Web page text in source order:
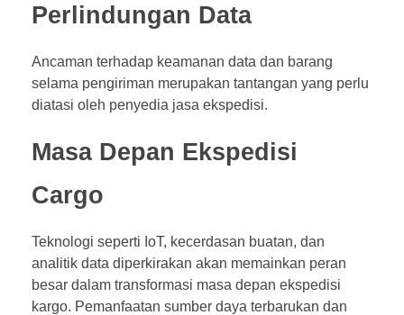
Perlindungan Data
Ancaman terhadap keamanan data dan barang
selama pengiriman merupakan tantangan yang perlu
diatasi oleh penyedia jasa ekspedisi.
Masa Depan Ekspedisi
Cargo
Teknologi seperti IoT, kecerdasan buatan, dan
analitik data diperkirakan akan memainkan peran
besar dalam transformasi masa depan ekspedisi
kargo. Pemanfaatan sumber daya terbarukan dan